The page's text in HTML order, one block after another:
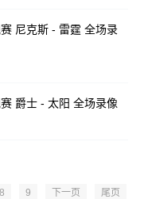
尼克斯 - 雷霆 全场录
爵士 - 太阳 全场录像
8 9 下一页 尾页